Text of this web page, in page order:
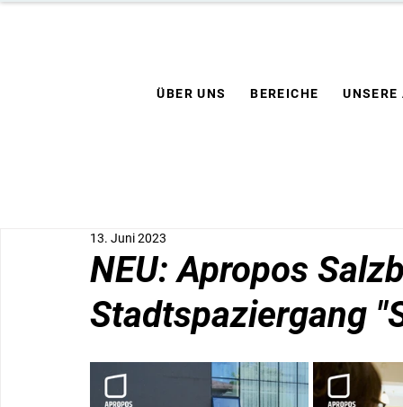
ÜBER UNS BEREICHE UNSERE
NEU: Apropos
Stadtspaziergang
13. Juni 2023